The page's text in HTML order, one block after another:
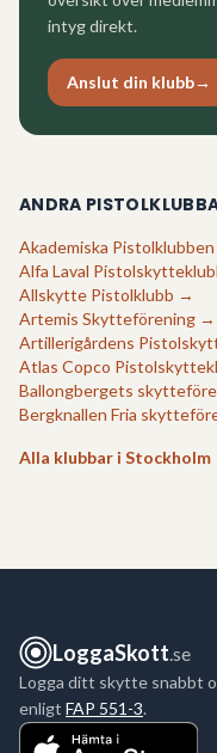
intyg direkt.
Anslut din klubb→
ANDRA
Akademiska Pistolklubben
Alfa Laval
Allskytte Pistolklubb →
Artemis Skytteförening →
Artillerigårdens
Atlas Copco
Ballongbergets
Bergknallen Fria
Alla klubbar i Stockholm
LoggaSkott.se
Logga ditt skytte snabbt
enligt FAP 551-3.